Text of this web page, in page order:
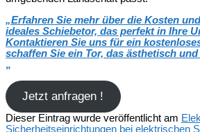
„Erfahren Sie mehr über die Kosten
ideales Schiebetor, das perfekt in Ihre
Kontaktieren Sie uns für ein
schaffen Sie ein Tor, das ästhetisch
„
Jetzt anfragen !
Dieser Eintrag wurde veröffentlicht am
Sicherheitseinrichtungen bei elektrischen